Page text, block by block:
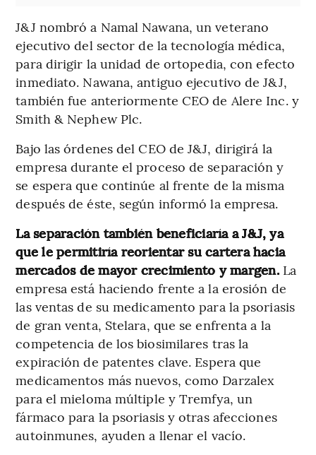
J&J nombró a Namal Nawana, un veterano
ejecutivo del sector de la tecnología médica,
para dirigir la unidad de ortopedia, con efecto
inmediato. Nawana, antiguo ejecutivo de J&J,
también fue anteriormente CEO de Alere Inc. y
Smith & Nephew Plc.
Bajo las órdenes del CEO de J&J, dirigirá la
empresa durante el proceso de separación y
se espera que continúe al frente de la misma
después de éste, según informó la empresa.
La separación también beneficiaría a J&J, ya
que le permitiría reorientar su cartera hacia
mercados de mayor crecimiento y margen.La
empresa está haciendo frente a la erosión de
las ventas de su medicamento para la psoriasis
de gran venta, Stelara, que se enfrenta a la
competencia de los biosimilares tras la
expiración de patentes clave. Espera que
medicamentos más nuevos, como Darzalex
para el mieloma múltiple y Tremfya, un
fármaco para la psoriasis y otras afecciones
autoinmunes, ayuden a llenar el vacío.